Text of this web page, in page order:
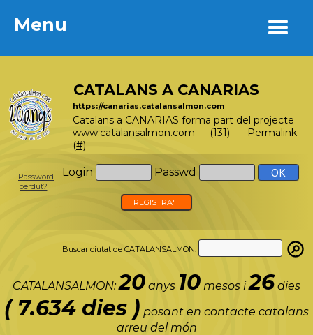
Menu
CATALANS A CANARIAS
https://canarias.catalansalmon.com
Catalans a CANARIAS forma part del projecte
www.catalansalmon.com - (131) -
Permalink
(#)
Login Passwd
Password
perdut?
REGISTRA'T
Buscar ciutat de CATALANSALMON:
CATALANSALMON:20 anys 10 mesos i26 dies
( 7.634 dies ) posant en contacte catalans
arreu del món
Menu